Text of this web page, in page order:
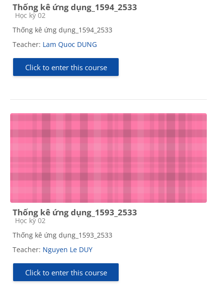
Thống kê ứng dụng_1594_2533
Course category
Học kỳ 02
Thống kê ứng dụng_1594_2533
Teacher: Lam Quoc DUNG
Click to enter this course
Thống kê ứng dụng_1593_2533
Course category
Học kỳ 02
Thống kê ứng dụng_1593_2533
Teacher: Nguyen Le DUY
Click to enter this course